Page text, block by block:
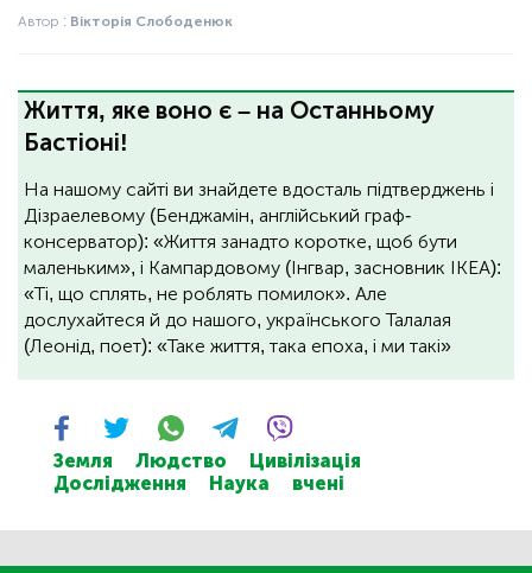
Автор : Вікторія Слободенюк
Життя, яке воно є – на Останньому
Бастіоні!
На нашому сайті ви знайдете вдосталь підтверджень і
Дізраелевому (Бенджамін, англійський граф-
консерватор): «Життя занадто коротке, щоб бути
маленьким», і Кампардовому (Інгвар, засновник ІКЕА):
«Ті, що сплять, не роблять помилок». Але
дослухайтеся й до нашого, українського Талалая
(Леонід, поет): «Таке життя, така епоха, і ми такі»
Земля Людство
Цивілізація
Дослідження
Наука вчені